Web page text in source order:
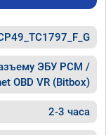
ЭБУ PCM /
OBD VR (Bitbox)
2-3 часа